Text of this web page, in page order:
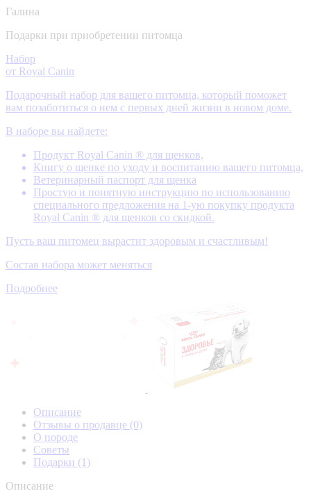
Галина
Подарки при приобретении питомца
Набор
от Royal Canin
Подарочный набор для вашего питомца, который поможет
вам позаботиться о нем с первых дней жизни в новом доме.
В наборе вы найдете:
Продукт Royal Canin ® для щенков,
Книгу о щенке по уходу и воспитанию вашего питомца,
Ветеринарный паспорт для щенка
Простую и понятную инструкцию по использованию
специального предложения на 1-ую покупку продукта
Royal Canin ® для щенков со скидкой.
Пусть ваш питомец вырастит здоровым и счастливым!
Состав набора может меняться
Подробнее
Описание
Отзывы о продавце (0)
О породе
Советы
Подарки (1)
Описание